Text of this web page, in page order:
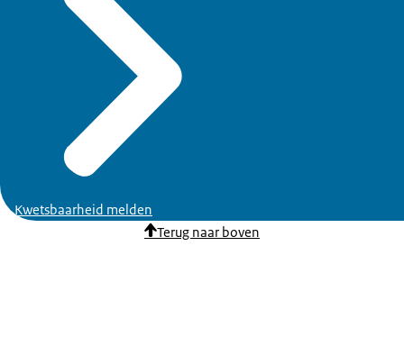
Kwetsbaarheid melden
Terug naar boven